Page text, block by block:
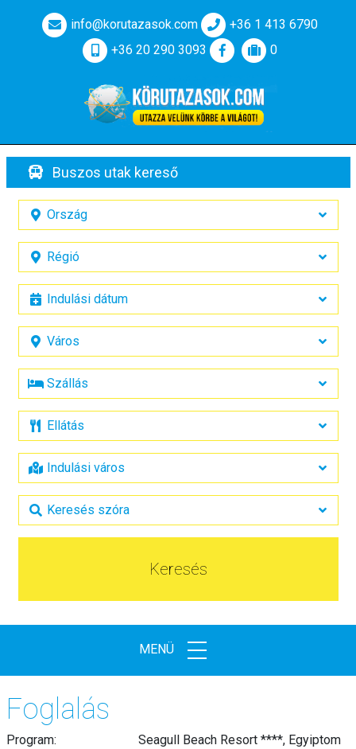
info@korutazasok.com
+36 1 413 6790
+36 20 290 3093
0
Buszos utak kereső
Keresés
MENÜ
Foglalás
Program:
Seagull Beach Resort ****, Egyiptom